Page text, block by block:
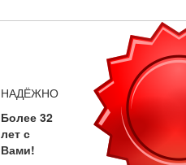
НАДЁЖНО
Более 32
лет с
Вами!